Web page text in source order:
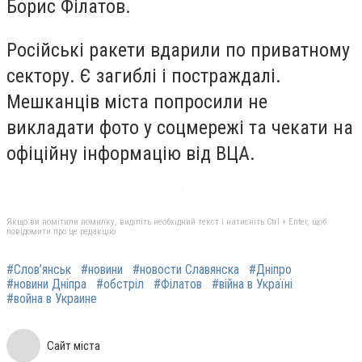
Борис Філатов.
Російські ракети вдарили по приватному
сектору. Є загиблі і постраждалі.
Мешканців міста попросили не
викладати фото у соцмережі та чекати на
офіційну інформацію від ВЦА.
Якщо ви помітили помилку, виділіть необхідний текст і натисніть Ctrl + Enter, щоб
повідомити про це редакцію
#Слов’янськ #новини #новости Славянска
#Дніпро
#новини Дніпра
#обстріл #Філатов
#війна в Україні
#война в Украине
Сайт міста